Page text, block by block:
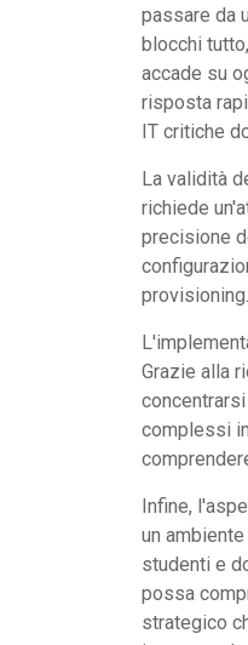
passare da
blocchi
accade su
risposta
IT critiche
La validità
richiede
precisione
provisioning.
Grazie alla
complessi
Infine,
un
studenti e
possa
strategico